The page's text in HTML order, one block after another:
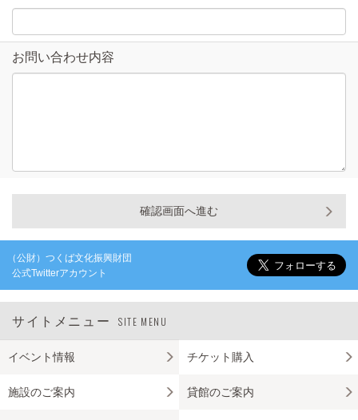
お問い合わせ内容
確認画面へ進む
（公財）つくば文化振興財団
公式Twitterアカウント
サイトメニュー SITE MENU
イベント情報 チケット購入
施設のご案内 貸館のご案内